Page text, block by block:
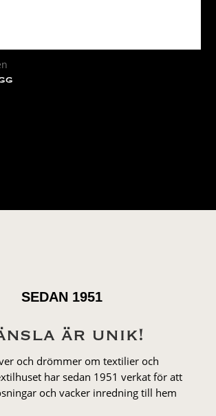
SEDAN 1951
är unik!
och drömmer om textilier och
har sedan 1951 verkat för att
och vacker inredning till hem